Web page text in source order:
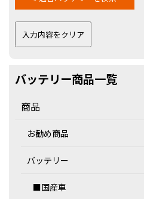
バッテリー商品一覧
商品
お勧め商品
バッテリー
■国産車